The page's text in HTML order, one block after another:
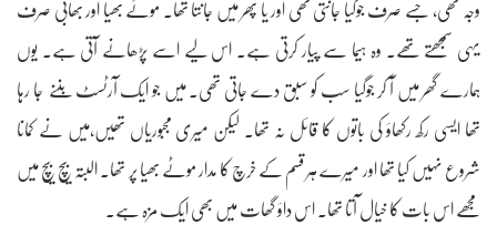
وجہ تھی، جسے صرف جوگیا جانتی تھی اور یا پھر میں جانتا تھا۔ موٹے بھیا اور بھابی صرف
یہی سمجھتے تھے۔ وہ ہیما سے پیار کرتی ہے۔ اس لیے اسے پڑھانے آتی ہے۔ یوں
ہمارے گھر میں آ کر جوگیا سب کو سبق دے جاتی تھی۔ میں جو ایک آرٹسٹ بننے جا رہا
تھا ایسی رکھ رکھاؤ کی باتوں کا قائل نہ تھا۔ لیکن میری مجبوریاں تھیں،میں نے کمانا
شروع نہیں کیا تھا اور میرے ہر قسم کے خرچ کا مدار موٹے بھیا پر تھا۔ البتہ بیچ بیچ میں
مجھے اس بات کا خیال آتا تھا۔ اس داؤ گھات میں بھی ایک مزہ ہے۔